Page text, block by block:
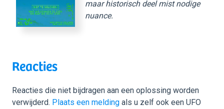
maar historisch deel mist nodige
nuance.
Reacties
Reacties die niet bijdragen aan een oplossing worden
verwijderd. Plaats een melding als u zelf ook een UFO